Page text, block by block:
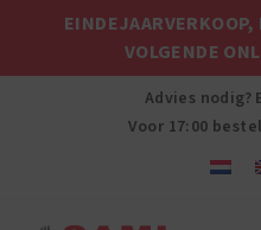
VOLGENDE
Advies nodig?
Voor 17:00